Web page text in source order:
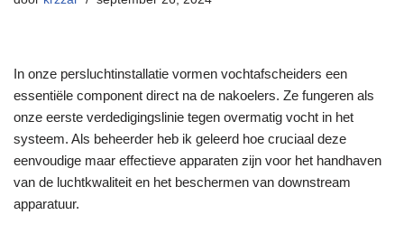
In onze persluchtinstallatie vormen vochtafscheiders een
essentiële component direct na de nakoelers. Ze fungeren als
onze eerste verdedigingslinie tegen overmatig vocht in het
systeem. Als beheerder heb ik geleerd hoe cruciaal deze
eenvoudige maar effectieve apparaten zijn voor het handhaven
van de luchtkwaliteit en het beschermen van downstream
apparatuur.